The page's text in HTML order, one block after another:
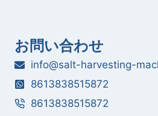
お問い合わせ
info@salt-harvesting-
8613838515872
8613838515872